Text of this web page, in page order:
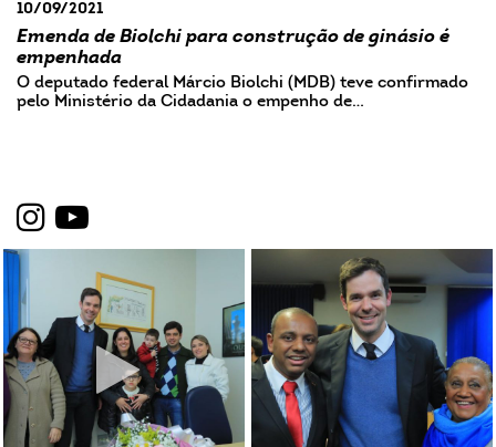
10/09/2021
Emenda de Biolchi para construção de ginásio é
empenhada
O deputado federal Márcio Biolchi (MDB) teve confirmado
pelo Ministério da Cidadania o empenho de…